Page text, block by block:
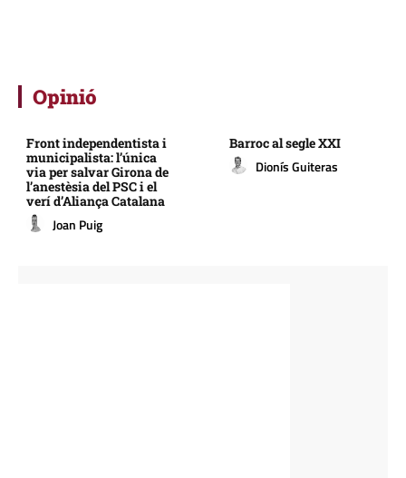
Opinió
Front independentista i
municipalista: l’única
via per salvar Girona de
l’anestèsia del PSC i el
verí d’Aliança Catalana
Joan Puig
Barroc al segle XXI
Dionís Guiteras